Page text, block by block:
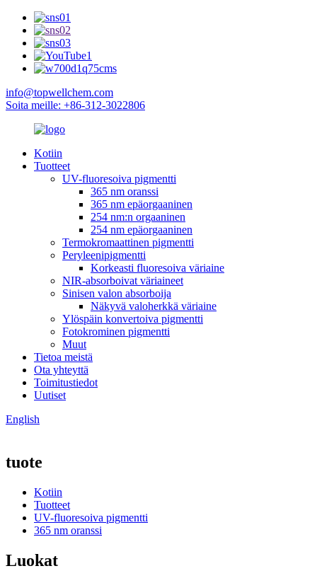
info@topwellchem.com
Soita meille: +86-312-3022806
Kotiin
Tuotteet
UV-fluoresoiva pigmentti
365 nm oranssi
365 nm epäorgaaninen
254 nm:n orgaaninen
254 nm epäorgaaninen
Termokromaattinen pigmentti
Peryleenipigmentti
Korkeasti fluoresoiva väriaine
NIR-absorboivat väriaineet
Sinisen valon absorboija
Näkyvä valoherkkä väriaine
Ylöspäin konvertoiva pigmentti
Fotokrominen pigmentti
Muut
Tietoa meistä
Ota yhteyttä
Toimitustiedot
Uutiset
English
tuote
Kotiin
Tuotteet
UV-fluoresoiva pigmentti
365 nm oranssi
Luokat